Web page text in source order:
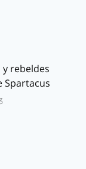
y rebeldes
Spartacus